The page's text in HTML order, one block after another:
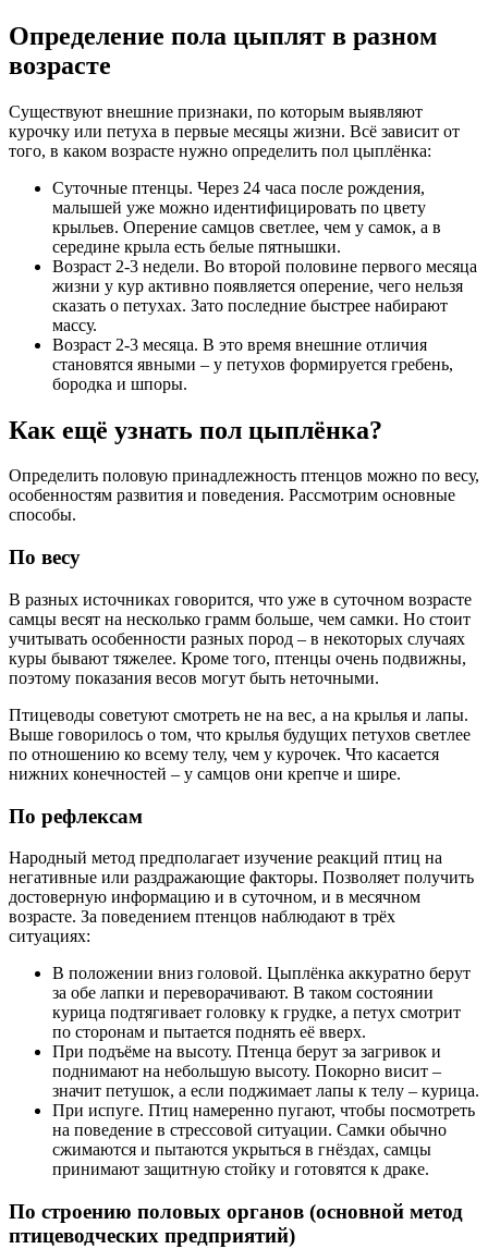
Определение пола цыплят в разном
возрасте
Существуют внешние признаки, по которым выявляют
курочку или петуха в первые месяцы жизни. Всё зависит от
того, в каком возрасте нужно определить пол цыплёнка:
Суточные птенцы. Через 24 часа после рождения,
малышей уже можно идентифицировать по цвету
крыльев. Оперение самцов светлее, чем у самок, а в
середине крыла есть белые пятнышки.
Возраст 2-3 недели. Во второй половине первого месяца
жизни у кур активно появляется оперение, чего нельзя
сказать о петухах. Зато последние быстрее набирают
массу.
Возраст 2-3 месяца. В это время внешние отличия
становятся явными – у петухов формируется гребень,
бородка и шпоры.
Как ещё узнать пол цыплёнка?
Определить половую принадлежность птенцов можно по весу,
особенностям развития и поведения. Рассмотрим основные
способы.
По весу
В разных источниках говорится, что уже в суточном возрасте
самцы весят на несколько грамм больше, чем самки. Но стоит
учитывать особенности разных пород – в некоторых случаях
куры бывают тяжелее. Кроме того, птенцы очень подвижны,
поэтому показания весов могут быть неточными.
Птицеводы советуют смотреть не на вес, а на крылья и лапы.
Выше говорилось о том, что крылья будущих петухов светлее
по отношению ко всему телу, чем у курочек. Что касается
нижних конечностей – у самцов они крепче и шире.
По рефлексам
Народный метод предполагает изучение реакций птиц на
негативные или раздражающие факторы. Позволяет получить
достоверную информацию и в суточном, и в месячном
возрасте. За поведением птенцов наблюдают в трёх
ситуациях:
В положении вниз головой. Цыплёнка аккуратно берут
за обе лапки и переворачивают. В таком состоянии
курица подтягивает головку к грудке, а петух смотрит
по сторонам и пытается поднять её вверх.
При подъёме на высоту. Птенца берут за загривок и
поднимают на небольшую высоту. Покорно висит –
значит петушок, а если поджимает лапы к телу – курица.
При испуге. Птиц намеренно пугают, чтобы посмотреть
на поведение в стрессовой ситуации. Самки обычно
сжимаются и пытаются укрыться в гнёздах, самцы
принимают защитную стойку и готовятся к драке.
По строению половых органов (основной метод
птицеводческих предприятий)